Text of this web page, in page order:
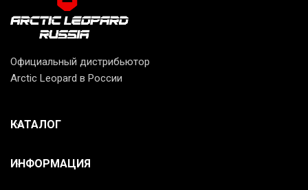
Официальный дистрибьютор
Arctic Leopard в России
КАТАЛОГ
ИНФОРМАЦИЯ